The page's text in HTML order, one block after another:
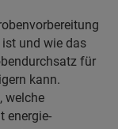
und wie das
für
kann.
welche
energie-